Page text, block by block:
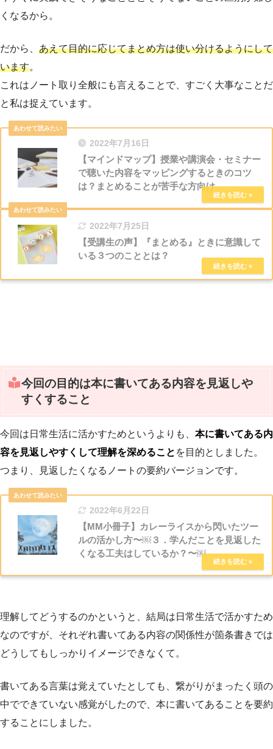
くなるから。
だから、 あえて目的に応じてまとめ方は使い分けるようにして
います。
これはノート取り全般にも言えることで、すごく大事なことだ
と私は捉えています。
2022年7月16日
【マインドマップ】授業や講演会・セミナー
で聴いた内容をマッピングするときのコツ
は？まとめることが苦手な方向け
2022年7月25日
【受講生の声】『まとめる』ときに意識して
いる３つのこととは？
今回の目的は本に書いてある内容を見返しや
すくすること
今回は日常生活に活かすためというよりも、 本に書いてある内
容を見返しやすくして理解を深めること を目的としました。
つまり、見返したくなるノートの要約バージョンです。
2022年6月22日
【MM小冊子】カレーライスから閃いたツー
ルの活かし方〜￼３．学んだことを見返した
くなる工夫はしているか？〜￼
理解してどうするのかというと、結局は日常生活で活かすため
なのですが、それぞれ書いてある内容の関係性が箇条書きでは
どうしてもしっかりイメージできなくて。
書いてある言葉は覚えていたとしても、繋がりがまったく頭の
中でできていない感覚がしたので、本に書いてあることを要約
することにしました。